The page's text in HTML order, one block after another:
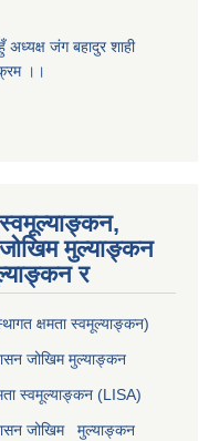
अध्यक्ष जंग बहादुर शाही
।।
मुल्याङ्कन
र
क्षमता स्वमूल्याङ्कन)
जोखिम मुल्याङ्कन
स्वमूल्याङ्कन (LISA)
जोखिम मुल्याङ्कन